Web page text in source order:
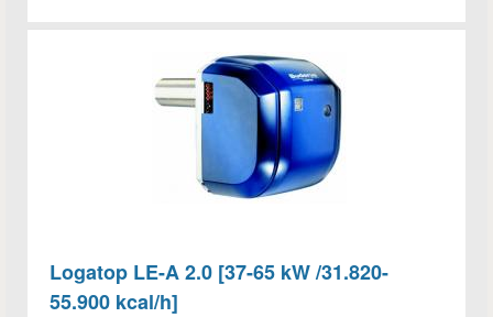
Logatop LE-A 2.0 [37-65 kW /31.820-
55.900 kcal/h]